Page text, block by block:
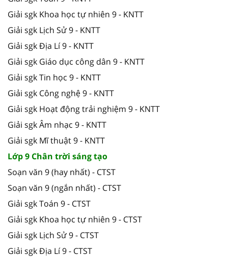
Giải sgk Khoa học tự nhiên 9 - KNTT
Giải sgk Lịch Sử 9 - KNTT
Giải sgk Địa Lí 9 - KNTT
Giải sgk Giáo dục công dân 9 - KNTT
Giải sgk Tin học 9 - KNTT
Giải sgk Công nghệ 9 - KNTT
Giải sgk Hoạt động trải nghiệm 9 - KNTT
Giải sgk Âm nhạc 9 - KNTT
Giải sgk Mĩ thuật 9 - KNTT
Lớp 9 Chân trời sáng tạo
Soạn văn 9 (hay nhất) - CTST
Soạn văn 9 (ngắn nhất) - CTST
Giải sgk Toán 9 - CTST
Giải sgk Khoa học tự nhiên 9 - CTST
Giải sgk Lịch Sử 9 - CTST
Giải sgk Địa Lí 9 - CTST